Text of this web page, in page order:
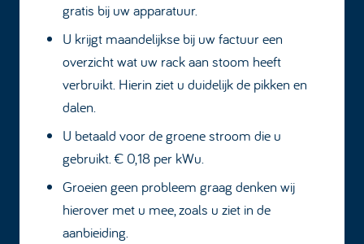
gratis bij uw apparatuur.
U krijgt maandelijkse bij uw factuur een
overzicht wat uw rack aan stoom heeft
verbruikt. Hierin ziet u duidelijk de pikken en
dalen.
U betaald voor de groene stroom die u
gebruikt. € 0,18 per kWu.
Groeien geen probleem graag denken wij
hierover met u mee, zoals u ziet in de
aanbieiding.